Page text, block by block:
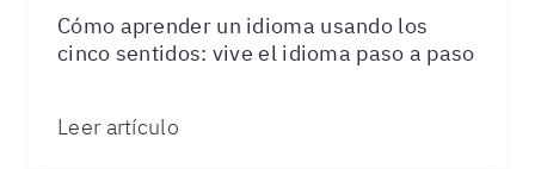
Cómo aprender un idioma usando los
cinco sentidos: vive el idioma paso a paso
Leer artículo